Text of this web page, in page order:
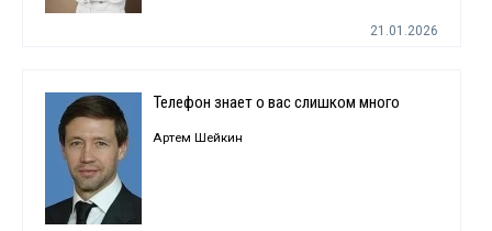
21.01.2026
Телефон знает о вас слишком много
Артем Шейкин